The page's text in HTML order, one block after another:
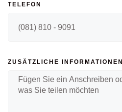
TELEFON
ZUSÄTZLICHE INFORMATIONEN